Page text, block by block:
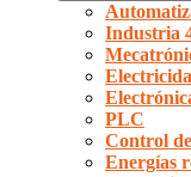
Industria
PLC
Control
Energías